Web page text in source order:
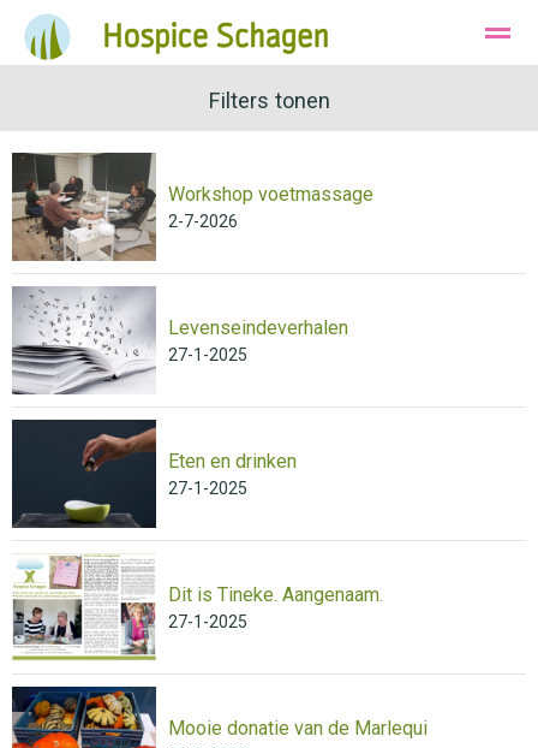
Huisvesting Wie zijn wij
Bellen Instagram E-mail
Filters tonen
Workshop voetmassage
2-7-2026
Levenseindeverhalen
27-1-2025
Eten en drinken
27-1-2025
Dit is Tineke. Aangenaam.
27-1-2025
Mooie donatie van de Marlequi